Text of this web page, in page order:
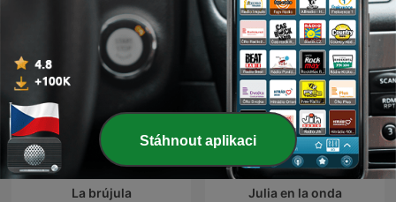
La brújula Julia en la onda
Stáhnout aplikaci